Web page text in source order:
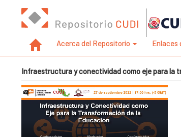
Acerca del Repositorio Enlaces
Infraestructura y conectividad como eje para la